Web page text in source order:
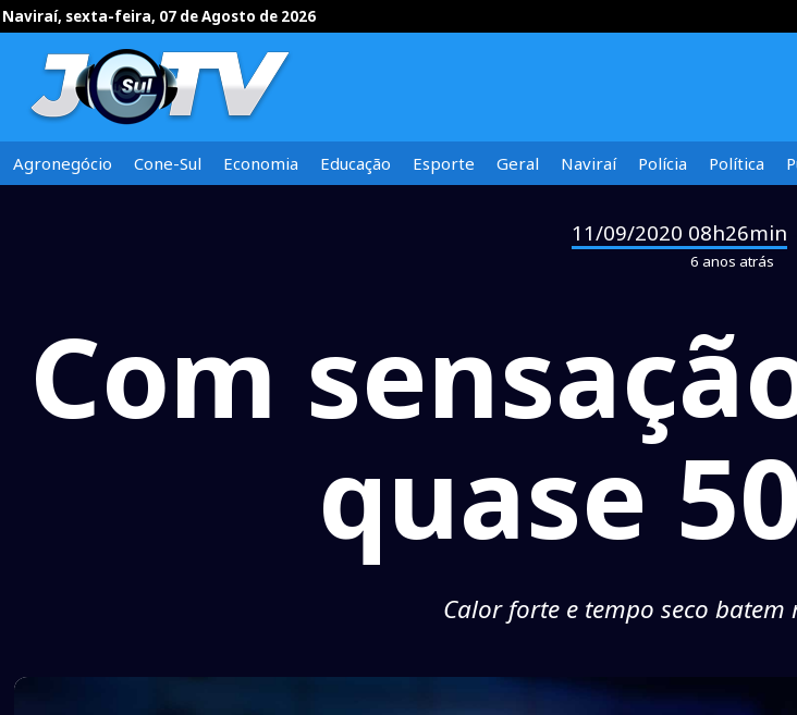
Naviraí, sexta-feira, 07 de Agosto de 2026
Agronegócio Cone-Sul Economia Educação Esporte Geral Naviraí Polícia Política
11/09/2020 08h26min
6 anos atrás
Com
quase
Calor forte e tempo seco batem